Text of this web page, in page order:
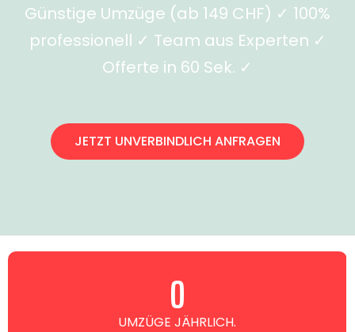
Günstige Umzüge (ab 149 CHF) ✓ 100%
professionell ✓ Team aus Experten ✓
Offerte in 60 Sek. ✓
JETZT UNVERBINDLICH ANFRAGEN
UMZÜGE JÄHRLICH.
0